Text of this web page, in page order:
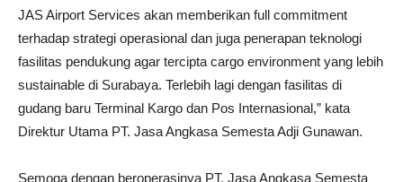
JAS Airport Services akan memberikan full commitment
terhadap strategi operasional dan juga penerapan teknologi
fasilitas pendukung agar tercipta cargo environment yang lebih
sustainable di Surabaya. Terlebih lagi dengan fasilitas di
gudang baru Terminal Kargo dan Pos Internasional,” kata
Direktur Utama PT. Jasa Angkasa Semesta Adji Gunawan.
Semoga dengan beroperasinya PT. Jasa Angkasa Semesta